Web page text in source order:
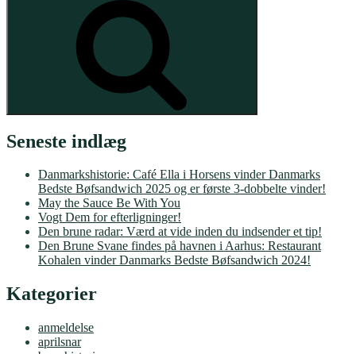
Seneste indlæg
Danmarkshistorie: Café Ella i Horsens vinder Danmarks
Bedste Bøfsandwich 2025 og er første 3-dobbelte vinder!
May the Sauce Be With You
Vogt Dem for efterligninger!
Den brune radar: Værd at vide inden du indsender et tip!
Den Brune Svane findes på havnen i Aarhus: Restaurant
Kohalen vinder Danmarks Bedste Bøfsandwich 2024!
Kategorier
anmeldelse
aprilsnar